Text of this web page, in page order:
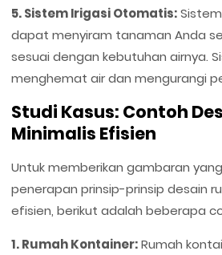
5. Sistem Irigasi Otomatis:
dapat menyiram tanaman Anda
sesuai dengan kebutuhan airnya.
menghemat air dan mengurangi
Studi Kasus: Contoh
Minimalis Efisien
Untuk memberikan gambaran
penerapan prinsip-prinsip desain
efisien, berikut adalah beberapa
1. Rumah Kontainer:Rumah